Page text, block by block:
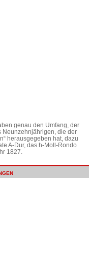
genau den Umfang, der
Neunzehnjährigen, die der
herausgegeben hat, dazu
A-Dur, das h-Moll-Rondo
1827.